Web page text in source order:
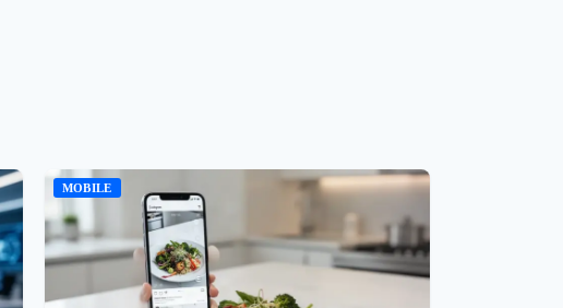
MOBILE